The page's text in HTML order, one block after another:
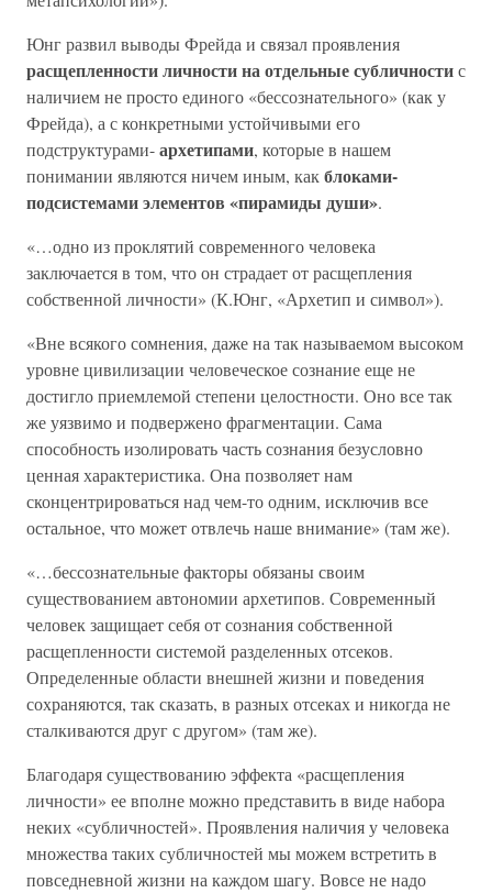
Юнг развил выводы Фрейда и связал проявления
расщепленности личности на отдельные субличностис
наличием не просто единого «бессознательного» (как у
Фрейда), а с конкретными устойчивыми его
подструктурами-архетипами, которые в нашем
понимании являются ничем иным, какблоками-
подсистемами элементов «пирамиды души».
«…одно из проклятий современного человека
заключается в том, что он страдает от расщепления
собственной личности» (К.Юнг, «Архетип и символ»).
«Вне всякого сомнения, даже на так называемом высоком
уровне цивилизации человеческое сознание еще не
достигло приемлемой степени целостности. Оно все так
же уязвимо и подвержено фрагментации. Сама
способность изолировать часть сознания безусловно
ценная характеристика. Она позволяет нам
сконцентрироваться над чем-то одним, исключив все
остальное, что может отвлечь наше внимание» (там же).
«…бессознательные факторы обязаны своим
существованием автономии архетипов. Современный
человек защищает себя от сознания собственной
расщепленности системой разделенных отсеков.
Определенные области внешней жизни и поведения
сохраняются, так сказать, в разных отсеках и никогда не
сталкиваются друг с другом» (там же).
Благодаря существованию эффекта «расщепления
личности» ее вполне можно представить в виде набора
неких «субличностей». Проявления наличия у человека
множества таких субличностей мы можем встретить в
повседневной жизни на каждом шагу. Вовсе не надо